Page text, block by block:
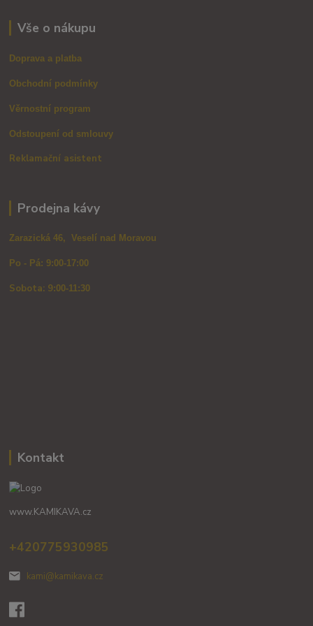
Vše o nákupu
Doprava a platba
Obchodní podmínky
Věrnostní program
Odstoupení od smlouvy
Reklamační asistent
Prodejna kávy
Zarazická 46, Veselí nad Moravou
Po - Pá: 9:00-17:00
Sobota: 9:00-11:30
Kontakt
www.KAMIKAVA.cz
+420775930985
kami@kamikava.cz